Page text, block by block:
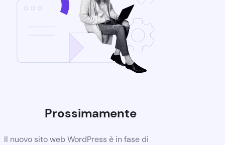
Prossimamente
Il nuovo sito web WordPress è in fase di